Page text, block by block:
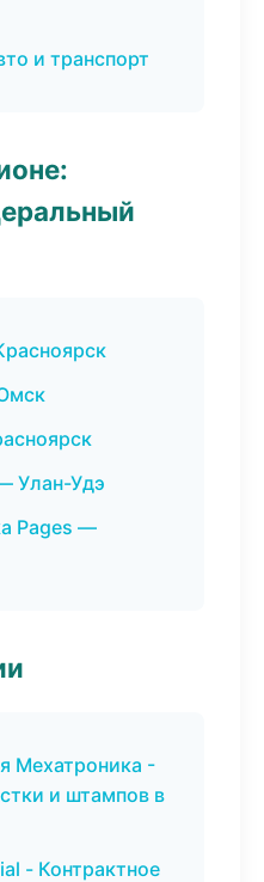
и транспорт
Улан-Удэ
Pages —
Мехатроника -
и штампов в
- Контрактное